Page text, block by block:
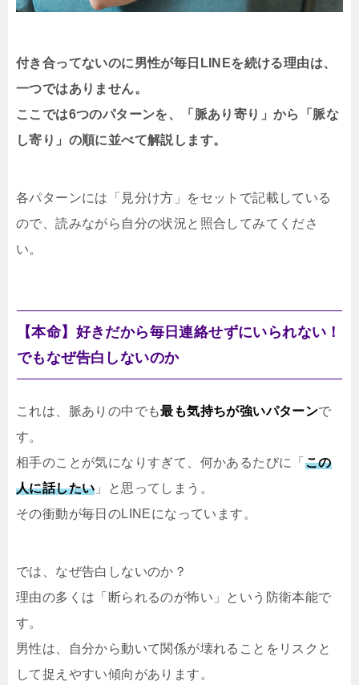
付き合ってないのに男性が毎日LINEを続ける理由は、
一つではありません。
ここでは6つのパターンを、「脈あり寄り」から「脈な
し寄り」の順に並べて解説します。
各パターンには「見分け方」をセットで記載している
ので、読みながら自分の状況と照合してみてくださ
い。
【本命】好きだから毎日連絡せずにいられない！
でもなぜ告白しないのか
これは、脈ありの中でも最も気持ちが強いパターンで
す。
相手のことが気になりすぎて、何かあるたびに「 この
人に話したい 」と思ってしまう。
その衝動が毎日のLINEになっています。
では、なぜ告白しないのか？
理由の多くは「断られるのが怖い」という防衛本能で
す。
男性は、自分から動いて関係が壊れることをリスクと
して捉えやすい傾向があります。